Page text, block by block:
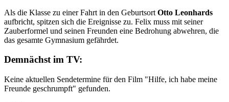
Als die Klasse zu einer Fahrt in den Geburtsort Otto Leonhards
aufbricht, spitzen sich die Ereignisse zu. Felix muss mit seiner
Zauberformel und seinen Freunden eine Bedrohung abwehren, die
das gesamte Gymnasium gefährdet.
Demnächst im TV:
Keine aktuellen Sendetermine für den Film "Hilfe, ich habe meine
Freunde geschrumpft" gefunden.